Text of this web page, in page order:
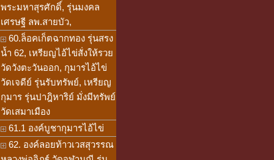
พระมหาสุรศักดิ์, รุ่นมงคล
เศรษฐี ลพ.สายบัว,
60.ล็อคเก็ตฉากทอง รุ่นสรง
น้ำ 62, เหรียญไอ้ไข่สั่งให้รวย
วัดวังตะวันออก, กุมารไอ้ไข่
วัดเจดีย์ รุ่นรับทรัพย์, เหรียญ
กุมาร รุ่นปาฎิหาริย์ มั่งมีทรัพย์
วัดเสมาเมือง
61.1 องค์บูชากุมารไอ้ไข่
62. องค์ลอยท้าวเวสสุวรรณ